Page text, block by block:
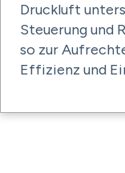
Druckluft
Steuerung und
so zur
Effizienz und